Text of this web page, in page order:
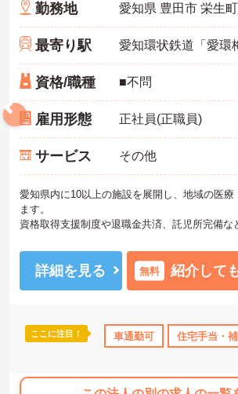
無資格OK 年間休日110日以上 ブ
勤務地 愛知県 豊田市 栄生
最寄り駅
資格/職種 ■不問
雇用形態 正社員(正職員)
サービス その他
愛知県内に10以上の施設を展開し、地域の医療
ます。
資格取得支援制度や退職金共済、託児所完備な
ご興味ある方には、面接対策ポイントなど、さ
たしますのでお気軽にご相談ください。
詳細を見る 無料 紹介して
ここに注目！ 車通勤可 住宅手当・